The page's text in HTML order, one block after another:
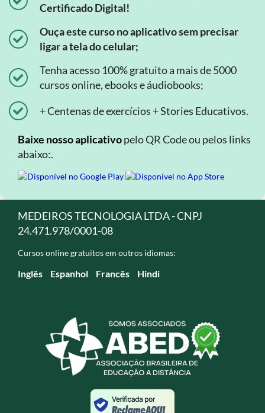
Certificado Digital!
Ouça este curso no aplicativo sem precisar
ligar a tela do celular;
Tenha acesso 100% gratuito a mais de 5000
cursos online, ebooks e áudiobooks;
+ Centenas de exercícios + Stories Educativos.
Baixe nosso aplicativopelo QR Code ou pelos links
abaixo:.
MEDEIROS TECNOLOGIA LTDA - CNPJ
24.471.978/0001-08
Cursos online gratuitos em outros idiomas:
Inglês Espanhol Francês Hindi